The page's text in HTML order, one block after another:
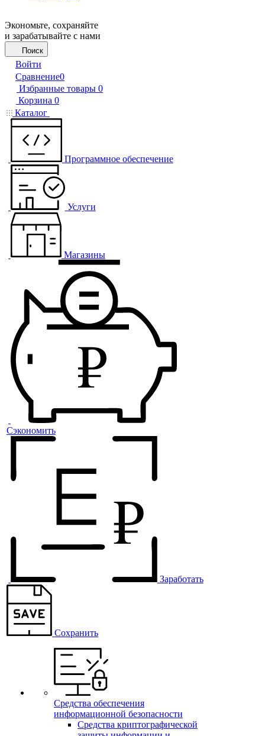
Экономьте, сохраняйте
и зарабатывайте с нами
Поиск
Войти
Сравнение0
Избранные товары 0
Корзина 0
Каталог
Программное обеспечение
Услуги
Магазины
Сэкономить
Заработать
Сохранить
Средства обеспечения
информационной безопасности
Средства криптографической